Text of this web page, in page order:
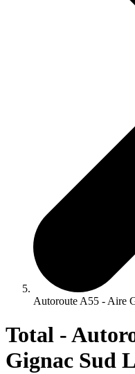
Autoroute A55 - Aire
Total -
Gignac Sud